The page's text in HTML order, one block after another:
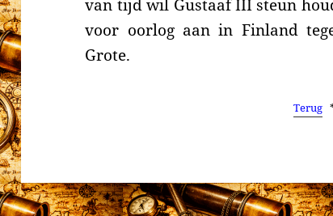
van tijd wil Gustaaf III steun
voor oorlog aan in Finland
Grote.
Terug